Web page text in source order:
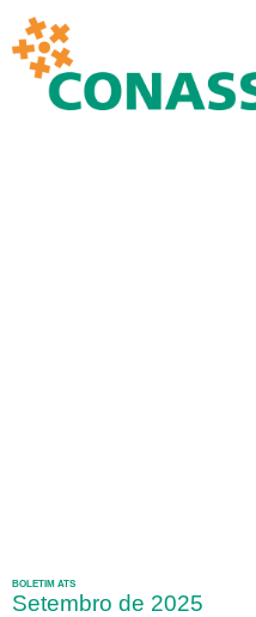
BOLETIM ATS
Setembro de 2025